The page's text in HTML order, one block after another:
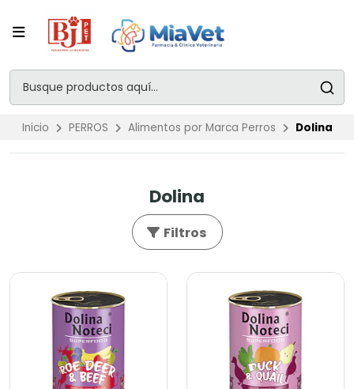
Inicio PERROS Alimentos por Marca Perros Dolina
Dolina
Filtros